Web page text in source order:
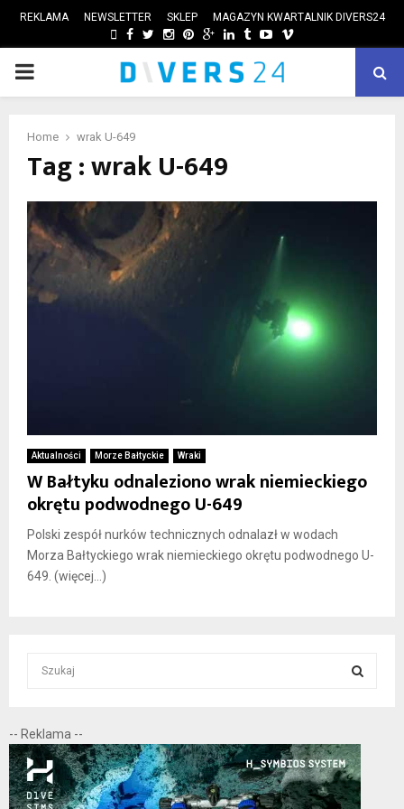
REKLAMA NEWSLETTER SKLEP MAGAZYN KWARTALNIK DIVERS24
FACEBOOK
TWITTER
INSTAGRAM
PINTEREST
GOOGLE
LINKEDIN
TUMBLRYOUTUBE
VIMEO
PRIMARY
Home wrak U-649
Tag : wrak U-649
Aktualności Morze Bałtyckie Wraki
W Bałtyku odnaleziono wrak niemieckiego
okrętu podwodnego U-649
Polski zespół nurków technicznych odnalazł w wodach
Morza Bałtyckiego wrak niemieckiego okrętu podwodnego U-
649. (więcej…)
c
h
f
o
E
A
-- Reklama --